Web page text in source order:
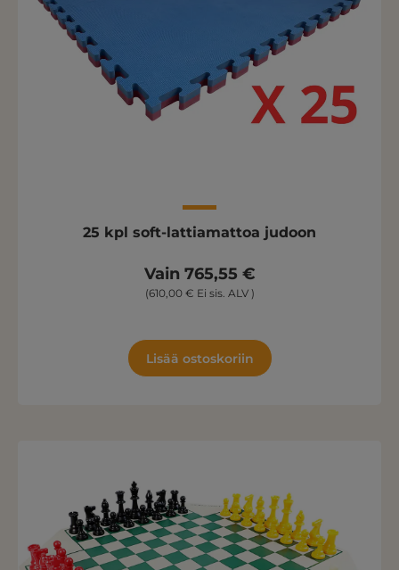
25 kpl soft-lattiamattoa judoon
Vain 765,55 €
(610,00 € Ei sis. ALV )
Lisää ostoskoriin